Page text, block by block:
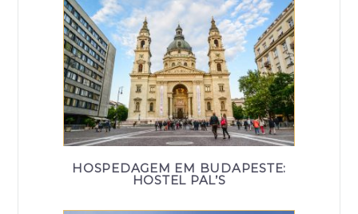
HOSPEDAGEM EM BUDAPESTE:
HOSTEL PAL’S